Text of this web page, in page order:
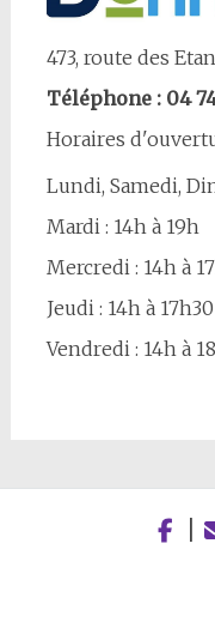
473, route des
Téléphone : 04
Horaires
Lundi, Samedi,
Mardi : 14h à 19h
Mercredi : 14h à
Jeudi : 14h à 17h30
Vendredi : 14h à